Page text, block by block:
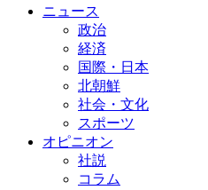
ニュース
政治
経済
国際・日本
北朝鮮
社会・文化
スポーツ
オピニオン
社説
コラム